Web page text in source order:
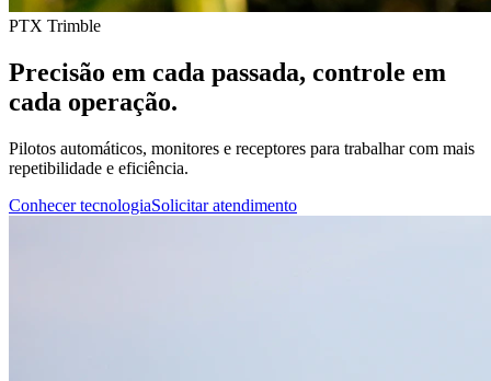
PTX Trimble
Precisão em cada passada, controle em
cada operação.
Pilotos automáticos, monitores e receptores para trabalhar com mais
repetibilidade e eficiência.
Conhecer tecnologiaSolicitar atendimento